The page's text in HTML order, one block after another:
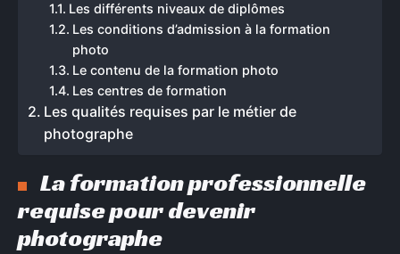
Les différents niveaux de diplômes
Les conditions d’admission à la formation
photo
Le contenu de la formation photo
Les centres de formation
Les qualités requises par le métier de
photographe
La formation professionnelle
requise pour devenir
photographe